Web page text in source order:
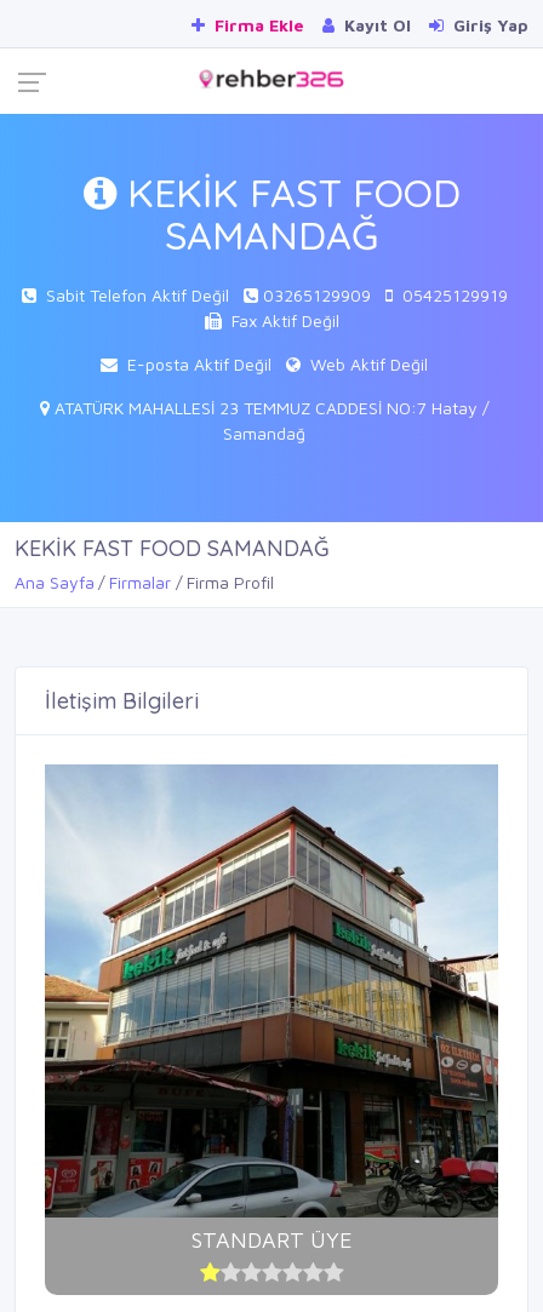
Firma Ekle Kayıt Ol Giriş Yap
KEKİK FAST FOOD
SAMANDAĞ
Sabit Telefon Aktif Değil 03265129909
05425129919
Fax Aktif Değil
E-posta Aktif Değil Web Aktif Değil
ATATÜRK MAHALLESİ 23 TEMMUZ CADDESİ NO:7 Hatay /
Samandağ
KEKİK FAST FOOD SAMANDAĞ
Ana Sayfa Firmalar Firma Profil
İletişim Bilgileri
STANDART ÜYE